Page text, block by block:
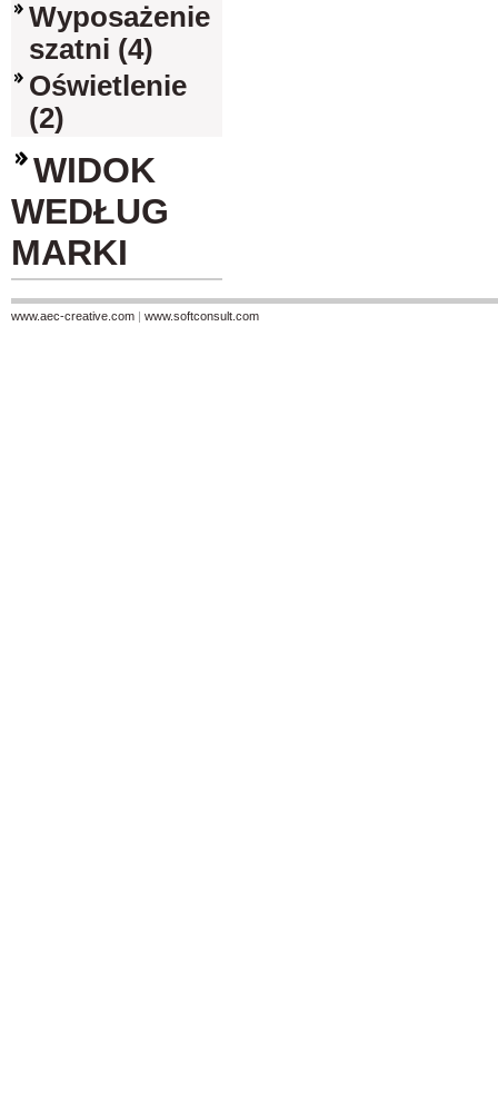
Wyposażenie
szatni (4)
Oświetlenie
(2)
WIDOK
WEDŁUG
MARKI
www.aec-creative.com | www.softconsult.com